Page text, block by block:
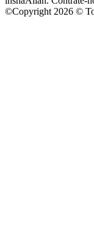
©Copyright 2026 ©